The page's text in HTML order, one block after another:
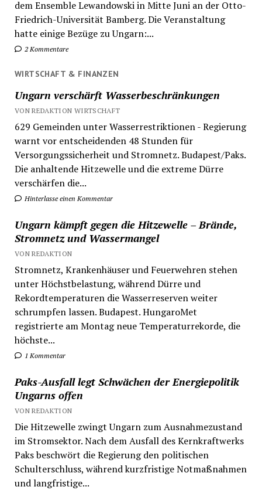
dem Ensemble Lewandowski in Mitte Juni an der Otto-
Friedrich-Universität Bamberg. Die Veranstaltung
hatte einige Bezüge zu Ungarn:...
2 Kommentare
WIRTSCHAFT & FINANZEN
Ungarn verschärft Wasserbeschränkungen
VON REDAKTION WIRTSCHAFT
629 Gemeinden unter Wasserrestriktionen - Regierung
warnt vor entscheidenden 48 Stunden für
Versorgungssicherheit und Stromnetz. Budapest/Paks.
Die anhaltende Hitzewelle und die extreme Dürre
verschärfen die...
Hinterlasse einen Kommentar
Ungarn kämpft gegen die Hitzewelle – Brände,
Stromnetz und Wassermangel
VON REDAKTION
Stromnetz, Krankenhäuser und Feuerwehren stehen
unter Höchstbelastung, während Dürre und
Rekordtemperaturen die Wasserreserven weiter
schrumpfen lassen. Budapest. HungaroMet
registrierte am Montag neue Temperaturrekorde, die
höchste...
1 Kommentar
Paks-Ausfall legt Schwächen der Energiepolitik
Ungarns offen
VON REDAKTION
Die Hitzewelle zwingt Ungarn zum Ausnahmezustand
im Stromsektor. Nach dem Ausfall des Kernkraftwerks
Paks beschwört die Regierung den politischen
Schulterschluss, während kurzfristige Notmaßnahmen
und langfristige...